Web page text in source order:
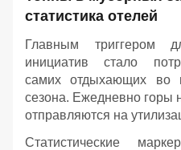
статистика отелей
Главным триггером
инициатив стало
самих отдыхающих во
сезона. Ежедневно горы
отправляются на
Статистические